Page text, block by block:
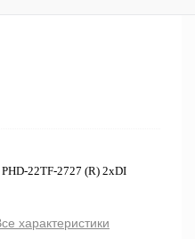
22TF-2727 (R) 2хDI
характеристики